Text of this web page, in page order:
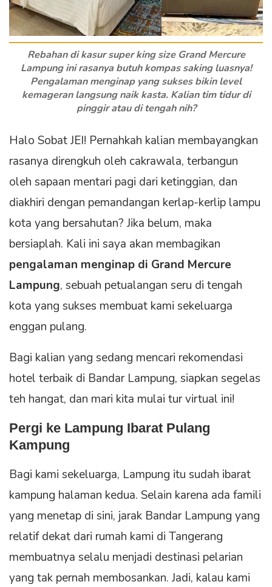
Rebahan di kasur super king size Grand Mercure
Lampung ini rasanya butuh kompas saking luasnya!
Pengalaman menginap yang sukses bikin level
kemageran langsung naik kasta. Kalian tim tidur di
pinggir atau di tengah nih?
Halo Sobat JEI! Pernahkah kalian membayangkan
rasanya direngkuh oleh cakrawala, terbangun
oleh sapaan mentari pagi dari ketinggian, dan
diakhiri dengan pemandangan kerlap-kerlip lampu
kota yang bersahutan? Jika belum, maka
bersiaplah. Kali ini saya akan membagikan
pengalaman menginap di Grand Mercure
Lampung, sebuah petualangan seru di tengah
kota yang sukses membuat kami sekeluarga
enggan pulang.
Bagi kalian yang sedang mencari rekomendasi
hotel terbaik di Bandar Lampung, siapkan segelas
teh hangat, dan mari kita mulai tur virtual ini!
Pergi ke Lampung Ibarat Pulang
Kampung
Bagi kami sekeluarga, Lampung itu sudah ibarat
kampung halaman kedua. Selain karena ada famili
yang menetap di sini, jarak Bandar Lampung yang
relatif dekat dari rumah kami di Tangerang
membuatnya selalu menjadi destinasi pelarian
yang tak pernah membosankan. Jadi, kalau kami